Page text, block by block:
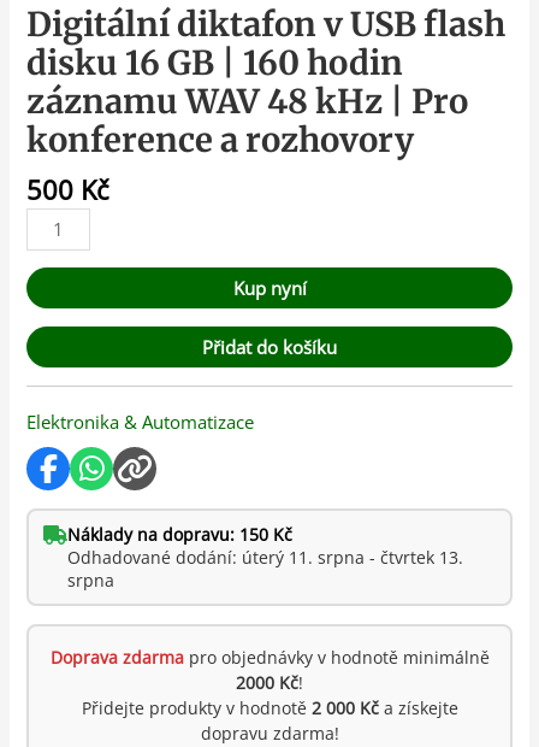
Digitální diktafon v USB flash
disku 16 GB | 160 hodin
záznamu WAV 48 kHz | Pro
konference a rozhovory
500 Kč
Kup nyní
Přidat do košíku
Elektronika & Automatizace
Náklady na dopravu: 150 Kč
Odhadované dodání: úterý 11. srpna - čtvrtek 13.
srpna
Doprava zdarmapro objednávky v hodnotě minimálně
2000 Kč!
Přidejte produkty v hodnotě 2 000 Kča získejte
dopravu zdarma!